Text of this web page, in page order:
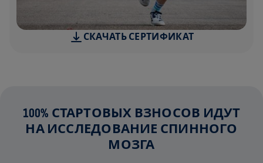
СКАЧАТЬ СЕРТИФИКАТ
100% СТАРТОВЫХ ВЗНОСОВ ИДУТ
НА ИССЛЕДОВАНИЕ СПИННОГО
МОЗГА